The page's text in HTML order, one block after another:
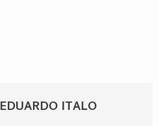
EDUARDO ITALO